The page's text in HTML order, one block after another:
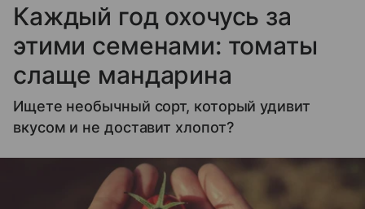
Каждый год охочусь за
этими семенами: томаты
слаще мандарина
Ищете необычный сорт, который удивит
вкусом и не доставит хлопот?